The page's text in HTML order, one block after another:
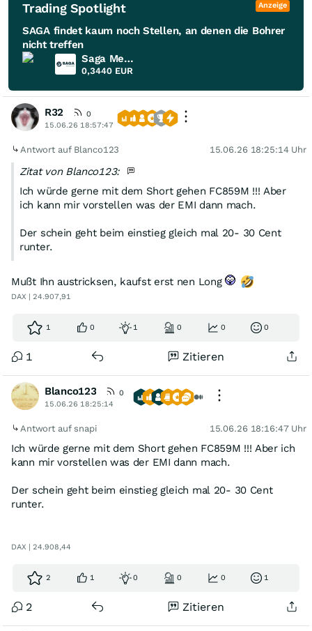
Trading Spotlight Anzeige
SAGA findet kaum noch Stellen, an denen die Bohrer
nicht treffen
Saga Metals
0,3440 EUR
R32
0
15.06.26 18:57:47
Antwort auf Blanco123 15.06.26 18:25:14 Uhr
Zitat von Blanco123:
Ich würde gerne mit dem Short gehen FC859M !!! Aber
ich kann mir vorstellen was der EMI dann mach.
Der schein geht beim einstieg gleich mal 20- 30 Cent
runter.
Mußt Ihn austricksen, kaufst erst nen Long
DAX | 24.907,91
1 0 1 0 0 0
1 Zitieren
Blanco123
0
15.06.26 18:25:14
Antwort auf snapi 15.06.26 18:16:47 Uhr
Ich würde gerne mit dem Short gehen FC859M !!! Aber ich
kann mir vorstellen was der EMI dann mach.
Der schein geht beim einstieg gleich mal 20- 30 Cent
runter.
DAX | 24.908,44
2 1 0 0 0 1
2 Zitieren